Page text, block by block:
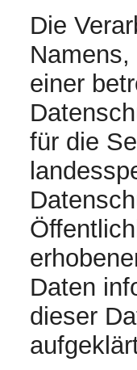
Die
einer
für die
Daten
dieser